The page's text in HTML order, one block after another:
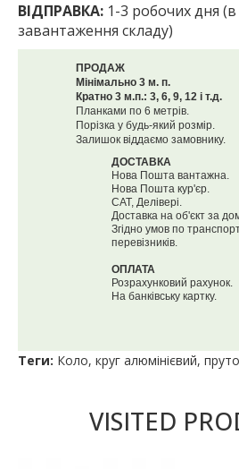
ВІДПРАВКА: 1-3 робочих дня (в
завантаження складу)
ПРОДАЖ
Мінімально 3 м. п.
Кратно 3 м.п.: 3, 6, 9, 12 і т.д.
Планками по 6 метрів.
Порізка у будь-який розмір.
Залишок віддаємо замовнику.
ДОСТАВКА
Нова Пошта вантажна.
Нова Пошта кур'єр.
САТ, Делівері.
Доставка на об'єкт за
Згідно умов по
перевізників.
ОПЛАТА
Розрахунковий рахунок.
На банківську картку.
Теги: Коло, круг алюмінієвий,
VISITED